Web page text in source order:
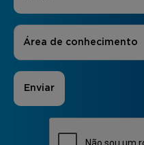
Áreas de Interesse
Área de conhecimento